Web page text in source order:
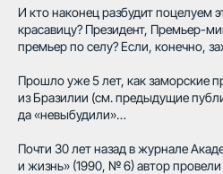
И кто наконец разбудит поцелуем
красавицу? Президент, Премьер-
премьер по селу? Если, конечно,
Прошло уже 5 лет, как заморские
из Бразилии (см. предыдущие
да «невыбудили»…
Почти 30 лет назад в журнале
и жизнь» (1990, № 6) автор